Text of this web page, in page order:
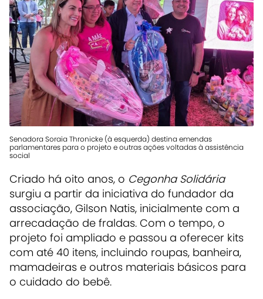
Senadora Soraia Thronicke (à esquerda) destina emendas
parlamentares para o projeto e outras ações voltadas à assistência
social
Criado há oito anos, o Cegonha Solidária
surgiu a partir da iniciativa do fundador da
associação, Gilson Natis, inicialmente com a
arrecadação de fraldas. Com o tempo, o
projeto foi ampliado e passou a oferecer kits
com até 40 itens, incluindo roupas, banheira,
mamadeiras e outros materiais básicos para
o cuidado do bebê.